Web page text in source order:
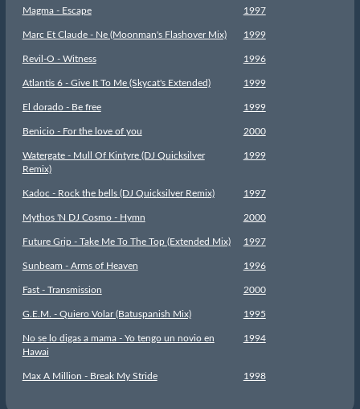
Magma - Escape 1997
Marc Et Claude - Ne (Moonman's Flashover Mix) 1999
Revil-O - Witness 1996
Atlantis 6 - Give It To Me (Skycat's Extended) 1999
El dorado - Be free 1999
Benicio - For the love of you 2000
Watergate - Mull Of Kintyre (DJ Quicksilver
Remix)
1999
Kadoc - Rock the bells (DJ Quicksilver Remix) 1997
Mythos 'N DJ Cosmo - Hymn 2000
Future Grip - Take Me To The Top (Extended Mix) 1997
Sunbeam - Arms of Heaven 1996
Fast - Transmission 2000
G.E.M. - Quiero Volar (Batuspanish Mix) 1995
No se lo digas a mama - Yo tengo un novio en
Hawai
1994
Max A Million - Break My Stride 1998